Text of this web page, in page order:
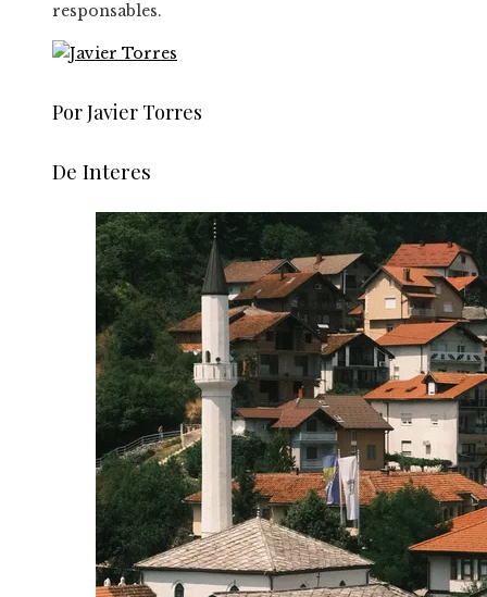
responsables.
Por Javier Torres
De Interes